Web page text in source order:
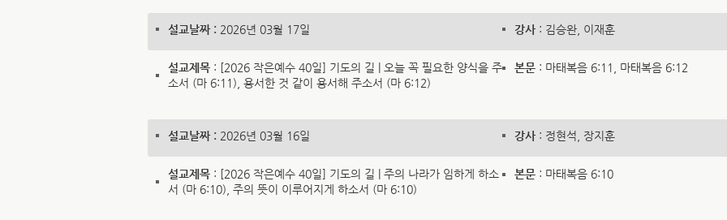
설교날짜 : 2026년 03월 17일 강사 : 김승완, 이재훈
설교제목: [2026 작은예수 40일] 기도의 길 | 오늘 꼭 필요한 양식을 주
소서 (마 6:11), 용서한 것 같이 용서해 주소서 (마 6:12)
본문 : 마태복음 6:11, 마태복음 6:12
설교날짜 : 2026년 03월 16일 강사 : 정현석, 장지훈
설교제목: [2026 작은예수 40일] 기도의 길 | 주의 나라가 임하게 하소
서 (마 6:10), 주의 뜻이 이루어지게 하소서 (마 6:10)
본문 : 마태복음 6:10